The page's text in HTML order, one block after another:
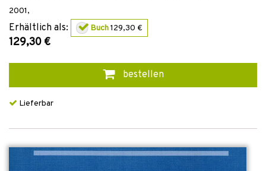
2001,
Erhältlich als: Buch129,30 €
129,30 €
bestellen
Lieferbar